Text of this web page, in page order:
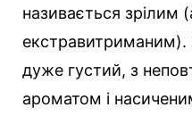
називається зрілим
дуже густий, з
ароматом і